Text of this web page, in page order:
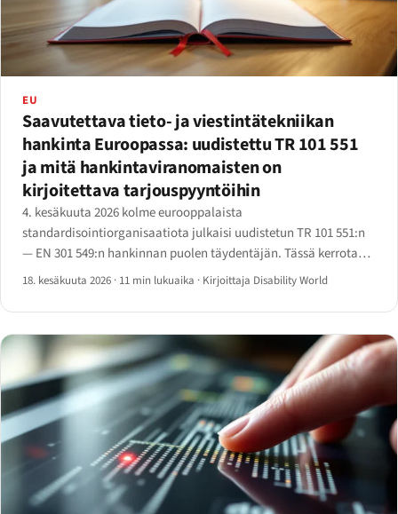
EU
Saavutettava tieto- ja viestintätekniikan
hankinta Euroopassa: uudistettu TR 101 551
ja mitä hankintaviranomaisten on
kirjoitettava tarjouspyyntöihin
4. kesäkuuta 2026 kolme eurooppalaista
standardisointiorganisaatiota julkaisi uudistetun TR 101 551:n
— EN 301 549:n hankinnan puolen täydentäjän. Tässä kerrotaan,
mitä se muuttaa hankintaviranomaisten ja tarjouskilpailuun
18. kesäkuuta 2026 · 11 min lukuaika · Kirjoittaja Disability World